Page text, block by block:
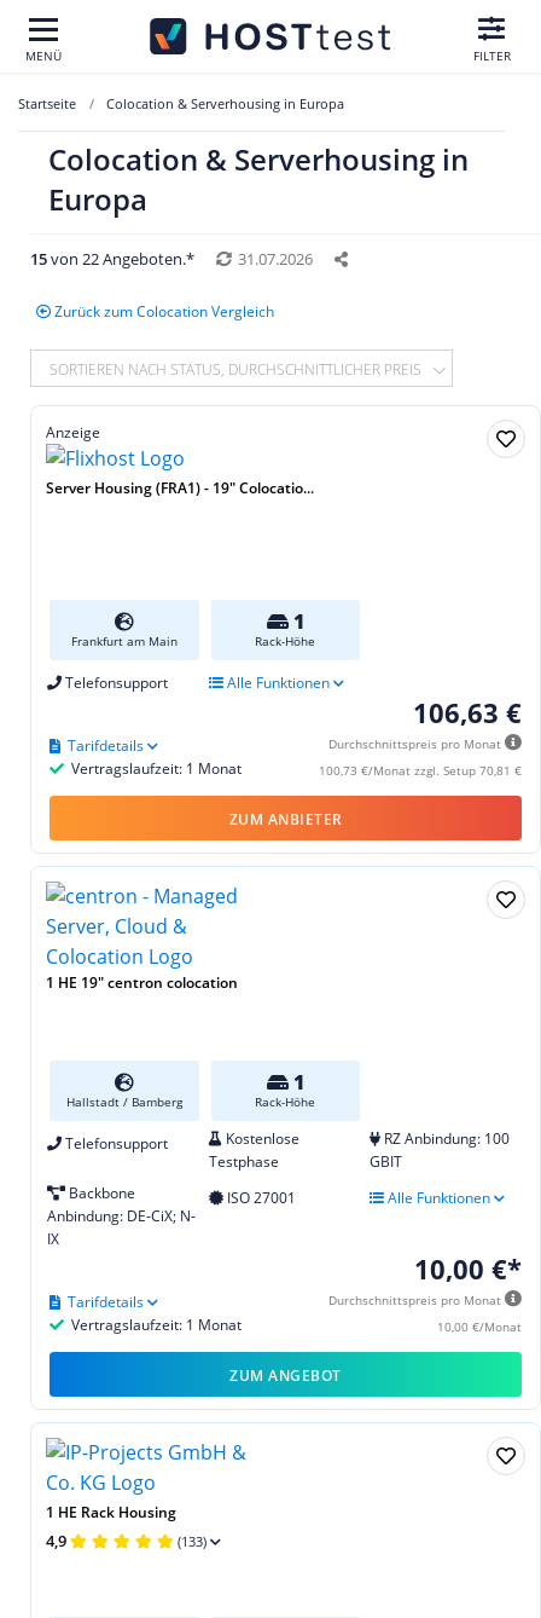
MENÜ FILTER
Startseite Colocation & Serverhousing in Europa
Colocation & Serverhousing in
Europa
15von 22 Angeboten.* 31.07.2026
Zurück zum Colocation Vergleich
SORTIEREN NACH STATUS, DURCHSCHNITTLICHER PREIS
Anzeige
Server Housing (FRA1) - 19″ Colocatio...
Frankfurt am Main
1
Rack-Höhe
Telefonsupport Alle Funktionen
106,63 €
Durchschnittspreis pro Monat
100,73 €/Monat zzgl. Setup 70,81 €
Vertragslaufzeit: 1 Monat
Tarifdetails
ZUM ANBIETER
1 HE 19" centron colocation
Hallstadt / Bamberg
1
Rack-Höhe
Telefonsupport
Kostenlose
Testphase
RZ Anbindung: 100
GBIT
Backbone
Anbindung: DE-CiX; N-
IX
ISO 27001 Alle Funktionen
10,00 €*
Durchschnittspreis pro Monat
10,00 €/Monat
Vertragslaufzeit: 1 Monat
Tarifdetails
ZUM ANGEBOT
1 HE Rack Housing
4,9 (133)